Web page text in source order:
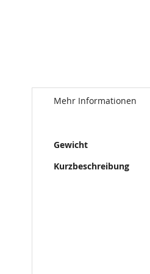
zum
AnfangMehr Informationen
Mehr
Informationen
Gewicht
Kurzbeschreibung